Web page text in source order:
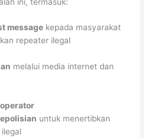
message kepada masyarakat
repeater ilegal
melalui media internet dan
operator
untuk menertibkan